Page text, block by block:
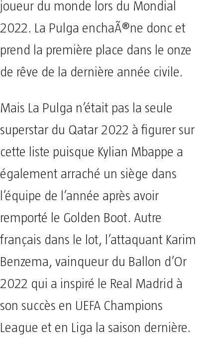
joueur du monde lors du Mondial
2022. La Pulga enchaÃ®ne donc et
prend la première place dans le onze
de rêve de la dernière année civile.
Mais La Pulga n’était pas la seule
superstar du Qatar 2022 à figurer sur
cette liste puisque Kylian Mbappe a
également arraché un siège dans
l’équipe de l’année après avoir
remporté le Golden Boot. Autre
français dans le lot, l’attaquant Karim
Benzema, vainqueur du Ballon d’Or
2022 qui a inspiré le Real Madrid à
son succès en UEFA Champions
League et en Liga la saison dernière.